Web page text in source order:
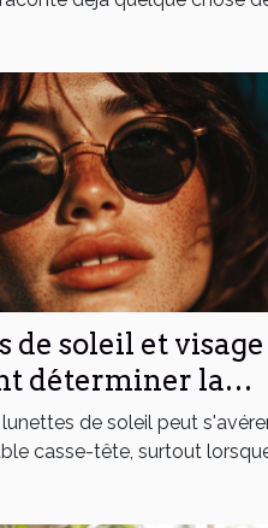
de soleil et visage
déterminer la
pour votre
de soleil peut
casse-tête, surtout